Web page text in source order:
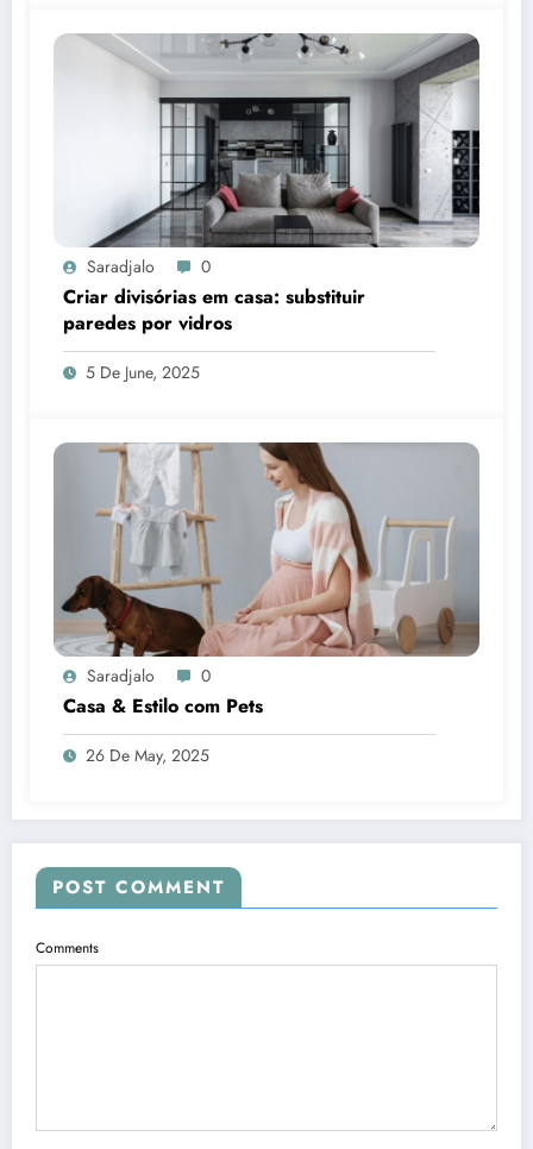
Saradjalo 0
Criar divisórias em casa: substituir
paredes por vidros
5 De June, 2025
Saradjalo 0
Casa & Estilo com Pets
26 De May, 2025
POST COMMENT
Comments